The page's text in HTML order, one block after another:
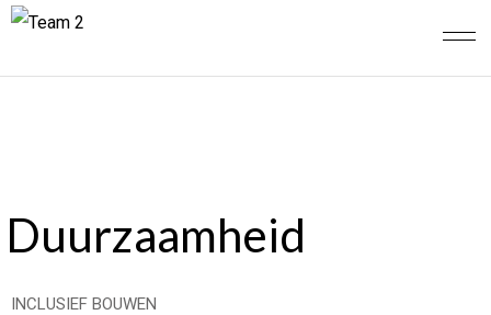
Duurzaamheid
INCLUSIEF BOUWEN